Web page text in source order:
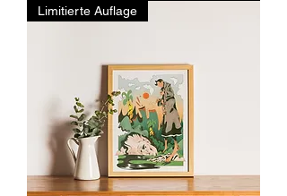
Limitierte Auflage